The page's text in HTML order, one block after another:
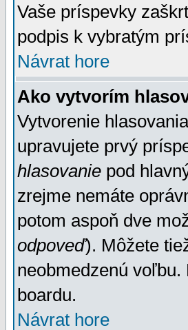
Vaše príspevky
podpis k vybratým
Návrat hore
Ako vytvorím
Vytvorenie
upravujete prvý
hlasovanie pod
zrejme nemáte
potom aspoň dve
odpoveď). Môžete
neobmedzenú
boardu.
Návrat hore